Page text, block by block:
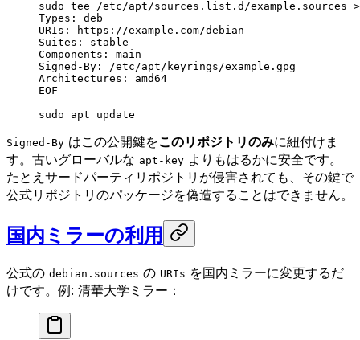
sudo tee /etc/apt/sources.list.d/example.sources >
Types: deb
URIs: https://example.com/debian
Suites: stable
Components: main
Signed-By: /etc/apt/keyrings/example.gpg
Architectures: amd64
EOF
sudo apt update
Signed-By はこの公開鍵をこのリポジトリのみに紐付けま
す。古いグローバルな apt-key よりもはるかに安全です。
たとえサードパーティリポジトリが侵害されても、その鍵で
公式リポジトリのパッケージを偽造することはできません。
国内ミラーの利用
公式の debian.sources の URIs を国内ミラーに変更するだ
けです。例: 清華大学ミラー：